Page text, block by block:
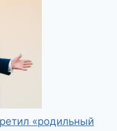
«родильный